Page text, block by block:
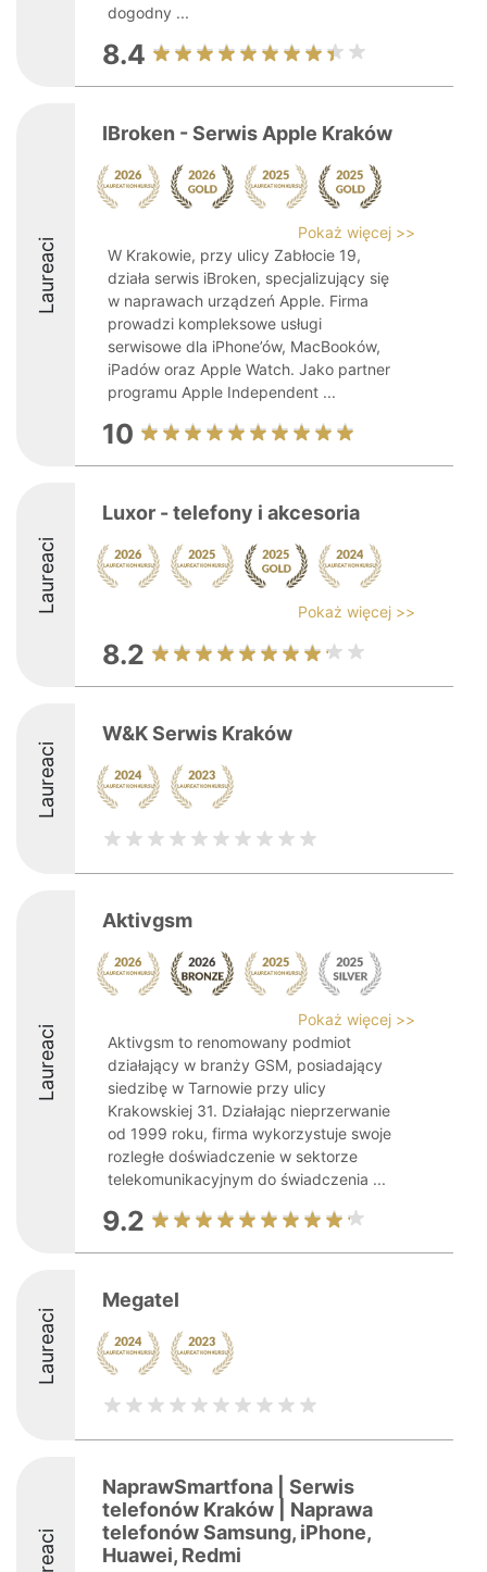
dogodny ...
8.4
Laureaci
IBroken - Serwis Apple Kraków
Pokaż więcej >>
W Krakowie, przy ulicy Zabłocie 19,
działa serwis iBroken, specjalizujący się
w naprawach urządzeń Apple. Firma
prowadzi kompleksowe usługi
serwisowe dla iPhone’ów, MacBooków,
iPadów oraz Apple Watch. Jako partner
programu Apple Independent ...
10
Laureaci
Luxor - telefony i akcesoria
Pokaż więcej >>
8.2
Laureaci
W&K Serwis Kraków
Laureaci
Aktivgsm
Pokaż więcej >>
Aktivgsm to renomowany podmiot
działający w branży GSM, posiadający
siedzibę w Tarnowie przy ulicy
Krakowskiej 31. Działając nieprzerwanie
od 1999 roku, firma wykorzystuje swoje
rozległe doświadczenie w sektorze
telekomunikacyjnym do świadczenia ...
9.2
Laureaci
Megatel
NaprawSmartfona | Serwis
telefonów Kraków | Naprawa
telefonów Samsung, iPhone,
Huawei, Redmi